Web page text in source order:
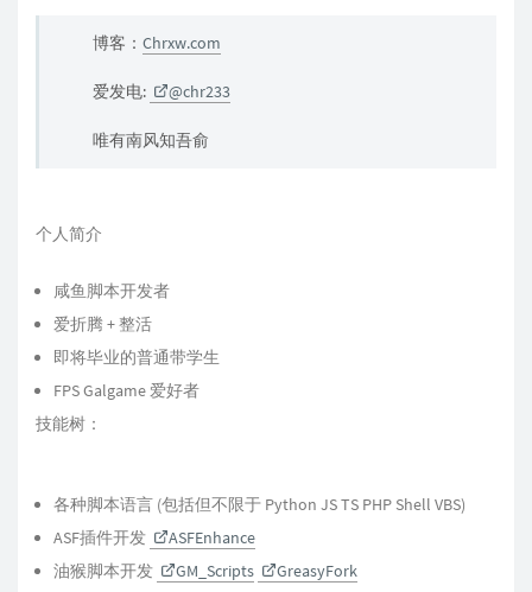
博客： Chrxw.com
爱发电: @chr233
唯有南风知吾俞
个人简介
咸鱼脚本开发者
爱折腾 + 整活
即将毕业的普通带学生
FPS Galgame 爱好者
技能树：
各种脚本语言 (包括但不限于 Python JS TS PHP Shell VBS)
ASF插件开发
ASFEnhance
油猴脚本开发
GM_Scripts
GreasyFork